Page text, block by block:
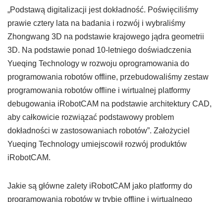
„Podstawą digitalizacji jest dokładność. Poświęciliśmy
prawie cztery lata na badania i rozwój i wybraliśmy
Zhongwang 3D na podstawie krajowego jądra geometrii
3D. Na podstawie ponad 10-letniego doświadczenia
Yueqing Technology w rozwoju oprogramowania do
programowania robotów offline, przebudowaliśmy zestaw
programowania robotów offline i wirtualnej platformy
debugowania iRobotCAM na podstawie architektury CAD,
aby całkowicie rozwiązać podstawowy problem
dokładności w zastosowaniach robotów”. Założyciel
Yueqing Technology umiejscowił rozwój produktów
iRobotCAM.
Jakie są główne zalety iRobotCAM jako platformy do
programowania robotów w trybie offline i wirtualnego